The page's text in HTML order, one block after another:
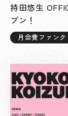
持田悠生
プン！
月会費ファン